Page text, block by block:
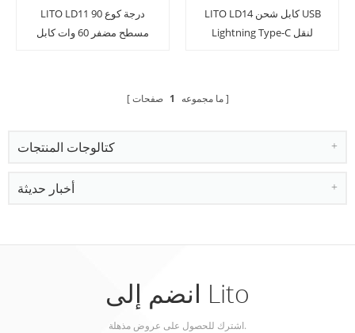
LITO LD11 90 درجة كوع
مسطح مضفر 60 وات كابل
LITO LD14 كابل شحن USB
Lightning Type-C لنقل
ما مجموعه 1 صفحات
كتالوجات المنتجات
أخبار حديثة
انضم إلى Lito
اشترك للحصول على عروض مذهلة.